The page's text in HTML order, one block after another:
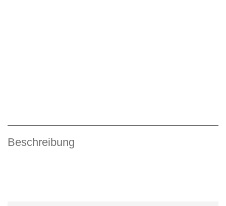
Beschreibung